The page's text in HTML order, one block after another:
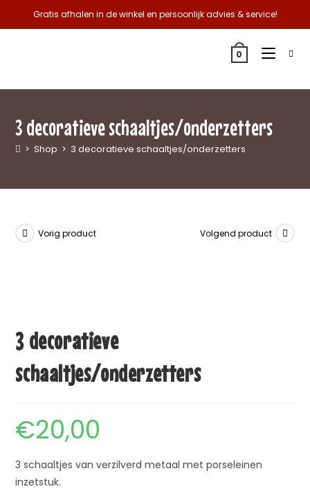
Gratis afhalen in de winkel en persoonlijk advies & service!
0
3 decoratieve schaaltjes/onderzetters
> Shop > 3 decoratieve schaaltjes/onderzetters
Vorig product Volgend product
3 decoratieve
schaaltjes/onderzetters
€20,00
3 schaaltjes van verzilverd metaal met porseleinen
inzetstuk.